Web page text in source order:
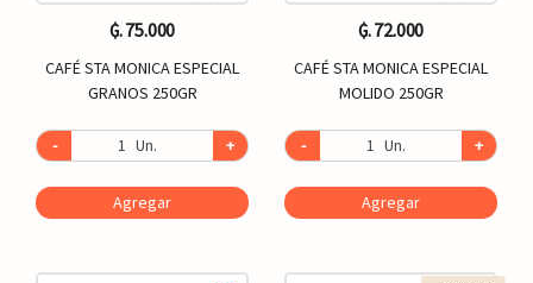
₲. 75.000
CAFÉ STA MONICA ESPECIAL
GRANOS 250GR
- Un. +
Agregar
₲. 72.000
CAFÉ STA MONICA ESPECIAL
MOLIDO 250GR
- Un. +
Agregar